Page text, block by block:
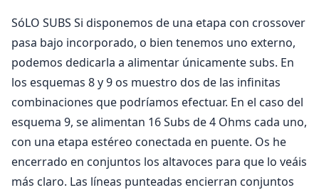
SóLO SUBS Si disponemos de una etapa con crossover
pasa bajo incorporado, o bien tenemos uno externo,
podemos dedicarla a alimentar únicamente subs. En
los esquemas 8 y 9 os muestro dos de las infinitas
combinaciones que podríamos efectuar. En el caso del
esquema 9, se alimentan 16 Subs de 4 Ohms cada uno,
con una etapa estéreo conectada en puente. Os he
encerrado en conjuntos los altavoces para que lo veáis
más claro. Las líneas punteadas encierran conjuntos